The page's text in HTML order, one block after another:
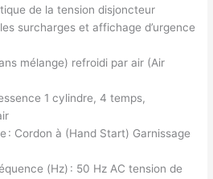
de la tension disjoncteur
surcharges et affichage d’urgence
mélange) refroidi par air (Air
1 cylindre, 4 temps,
: Cordon à (Hand Start) Garnissage
(Hz) : 50 Hz AC tension de